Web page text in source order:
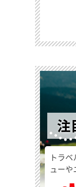
注
トラ
ュー